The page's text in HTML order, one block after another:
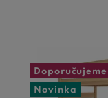
Doporučujeme
Novinka